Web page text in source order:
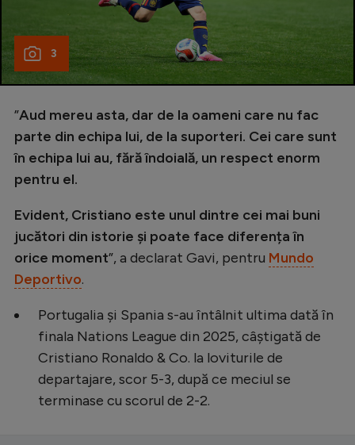
3
”Aud mereu asta, dar de la oameni care nu fac
parte din echipa lui, de la suporteri. Cei care sunt
în echipa lui au, fără îndoială, un respect enorm
pentru el.
Evident, Cristiano este unul dintre cei mai buni
jucători din istorie și poate face diferența în
orice moment”, a declarat Gavi, pentru Mundo
Deportivo.
Portugalia și Spania s-au întâlnit ultima dată în
finala Nations League din 2025, câștigată de
Cristiano Ronaldo & Co. la loviturile de
departajare, scor 5-3, după ce meciul se
terminase cu scorul de 2-2.